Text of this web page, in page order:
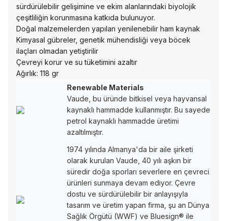
sürdürülebilir gelişimine ve ekim alanlarındaki biyolojik
çeşitliliğin korunmasına katkıda bulunuyor.
Doğal malzemelerden yapılan yenilenebilir ham kaynak
Kimyasal gübreler, genetik mühendisliği veya böcek
ilaçları olmadan yetiştirilir
Çevreyi korur ve su tüketimini azaltır
Ağırlık: 118 gr
Renewable Materials
Vaude, bu üründe bitkisel veya hayvansal
kaynaklı hammadde kullanmıştır. Bu sayede
petrol kaynaklı hammadde üretimi
azaltılmıştır.
1974 yılında Almanya'da bir aile şirketi
olarak kurulan Vaude, 40 yılı aşkın bir
süredir doğa sporları severlere en çevreci
ürünleri sunmaya devam ediyor. Çevre
dostu ve sürdürülebilir bir anlayışıyla
tasarım ve üretim yapan firma, şu an Dünya
Sağlık Örgütü (WWF) ve Bluesign® ile